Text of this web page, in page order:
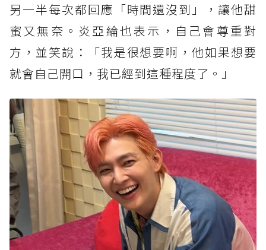
另一半每次都回應「時間還沒到」，讓他甜
蜜又無奈。炎亞綸也表示，自己會尊重對
方，並笑說：「我是很想要啊，他如果想要
就會自己開口，我已經到這種程度了。」